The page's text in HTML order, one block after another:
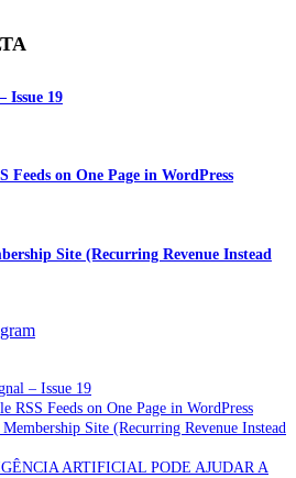
Issue 19
on One Page in WordPress
Site (Recurring Revenue Instead
– Issue 19
RSS Feeds on One Page in WordPress
Site (Recurring Revenue Instead
ARTIFICIAL PODE AJUDAR A